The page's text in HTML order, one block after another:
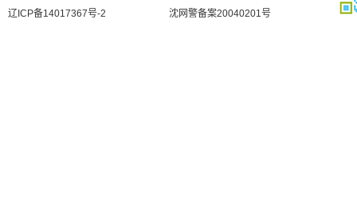
辽ICP备14017367号-2
沈网警备案20040201号